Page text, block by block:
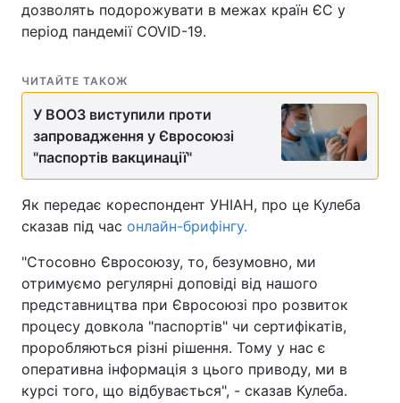
дозволять подорожувати в межах країн ЄС у
період пандемії COVID-19.
ЧИТАЙТЕ ТАКОЖ
У ВООЗ виступили проти
запровадження у Євросоюзі
"паспортів вакцинації"
Як передає кореспондент УНІАН, про це Кулеба
сказав під час онлайн-брифінгу.
"Стосовно Євросоюзу, то, безумовно, ми
отримуємо регулярні доповіді від нашого
представництва при Євросоюзі про розвиток
процесу довкола "паспортів" чи сертифікатів,
проробляються різні рішення. Тому у нас є
оперативна інформація з цього приводу, ми в
курсі того, що відбувається", - сказав Кулеба.